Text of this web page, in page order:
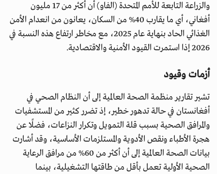
والزراعة التابعة للأمم المتحدة (الفاو) أن أكثر من 17 مليون
أفغاني، أي ما يقارب 40% من السكان، يعانون من انعدام الأمن
الغذائي الحاد بنهاية عام 2025، مع مخاطر ارتفاع هذه النسبة في
2026 إذا استمرت القيود الأمنية والاقتصادية.
أزمات وقيود
تشير تقارير منظمة الصحة العالمية إلى أن النظام الصحي في
أفغانستان في حالة تدهور خطير، إذ تضرر كثير من المستشفيات
والمرافق الصحية بسبب قلة التمويل وتكرار النزاعات، فضلًا عن
هجرة الأطباء ونقص الأدوية والمستلزمات الأساسية، وقد أشارت
بيانات الصحة العالمية إلى أن أكثر من 60% من مرافق الرعاية
الصحية الأولية تعمل بأقل من طاقتها التشغيلية، بينما